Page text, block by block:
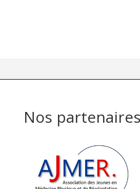
Nos partenaires